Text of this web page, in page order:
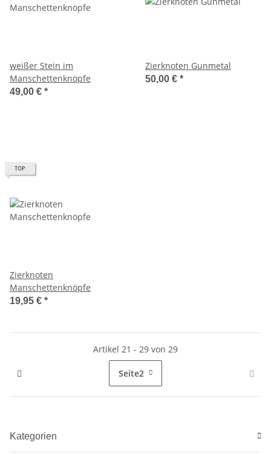
weißer Stein im
Manschettenknöpfe
49,00 € *
Zierknoten Gunmetal
50,00 € *
TOP
Zierknoten
Manschettenknöpfe
19,95 € *
Artikel 21 - 29 von 29
Seite2
Kategorien